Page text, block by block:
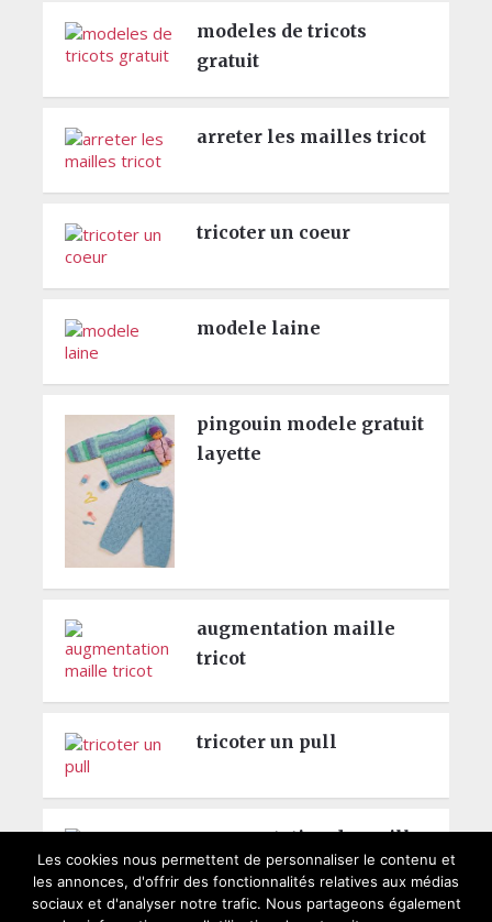
modeles de tricots
gratuit
arreter les mailles tricot
tricoter un coeur
modele laine
pingouin modele gratuit
layette
augmentation maille
tricot
tricoter un pull
augmentation de maille
Les cookies nous permettent de personnaliser le contenu et
les annonces, d'offrir des fonctionnalités relatives aux médias
sociaux et d'analyser notre trafic. Nous partageons également